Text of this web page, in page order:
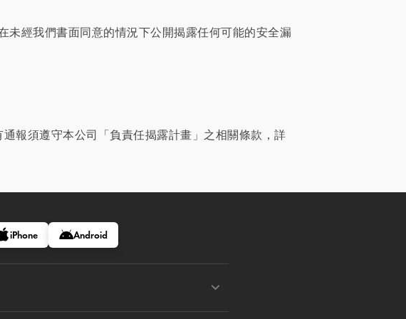
未經我們書面同意的情況下公開揭露任何可能的安全漏
通報須遵守本公司「負責任揭露計畫」之相關條款，詳
iPhone Android